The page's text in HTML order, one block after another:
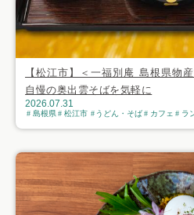
【松江市】＜一福別庵 島根県物
自慢の奥出雲そばを気軽に
2026.07.31
島根県 松江市 うどん・そば カフェ ラ